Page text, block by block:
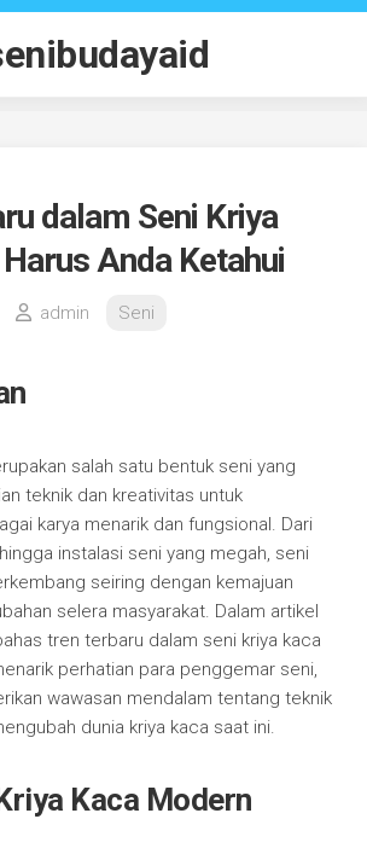
dalam Seni Kriya
Anda Ketahui
admin Seni
salah satu bentuk seni yang
teknik dan kreativitas untuk
karya menarik dan fungsional. Dari
instalasi seni yang megah, seni
seiring dengan kemajuan
selera masyarakat. Dalam artikel
tren terbaru dalam seni kriya kaca
perhatian para penggemar seni,
wawasan mendalam tentang teknik
dunia kriya kaca saat ini.
Kaca Modern